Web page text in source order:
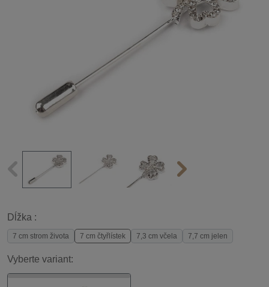
Dĺžka :
7 cm strom života 7 cm čtyřlístek 7,3 cm včela 7,7 cm jelen
Vyberte variant: